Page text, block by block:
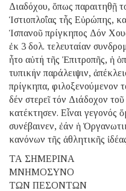
Διαδόχου, ὅπως παραιτηθῇ
Ἱστιοπλοΐας τἧς Εὐρώπης,
Ἱσπανοῦ πρίγκηπος Δόν
ἐκ 3 δολ. τελευταίαν
ἦτο αὐτή τῆς Ἐπιτροπῆς, ἡ
τυπικήν παράλειψιν,
πρίγκηπα, φιλοξενούμενον
δέν στερεῖ τόν Διάδοχον
κατέκτησεν. Εἶναι γεγονός
συνέβαινεν, ἐάν ἡ
κανόνων τῆς ἀθλητικῆς
ΤΑ ΣΗΜΕΡΙΝΑ
ΜΝΗΜΟΣΥΝΟ
ΤΩΝ ΠΕΣΟΝΤΩΝ